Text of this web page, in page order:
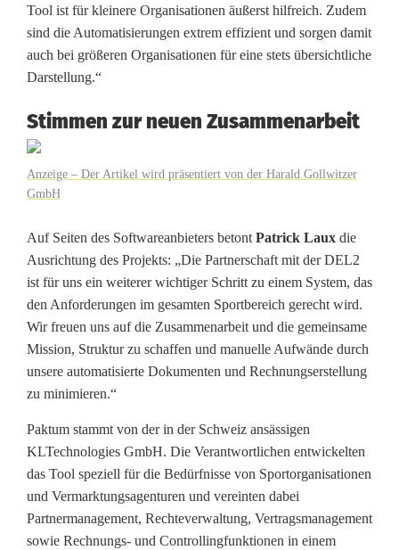
t
a
r
t
e
n
t
r
a
t
e
g
i
s
c
Tool ist für kleinere Organisationen äußerst hilfreich. Zudem
sind die Automatisierungen extrem effizient und sorgen damit
auch bei größeren Organisationen für eine stets übersichtliche
Darstellung.“
Stimmen zur neuen Zusammenarbeit
Anzeige – Der Artikel wird präsentiert von der Harald Gollwitzer
GmbH
Auf Seiten des Softwareanbieters betont Patrick Laux die
Ausrichtung des Projekts: „Die Partnerschaft mit der DEL2
ist für uns ein weiterer wichtiger Schritt zu einem System, das
den Anforderungen im gesamten Sportbereich gerecht wird.
Wir freuen uns auf die Zusammenarbeit und die gemeinsame
Mission, Struktur zu schaffen und manuelle Aufwände durch
unsere automatisierte Dokumenten und Rechnungserstellung
zu minimieren.“
Paktum stammt von der in der Schweiz ansässigen
KLTechnologies GmbH. Die Verantwortlichen entwickelten
das Tool speziell für die Bedürfnisse von Sportorganisationen
und Vermarktungsagenturen und vereinten dabei
Partnermanagement, Rechteverwaltung, Vertragsmanagement
sowie Rechnungs- und Controllingfunktionen in einem